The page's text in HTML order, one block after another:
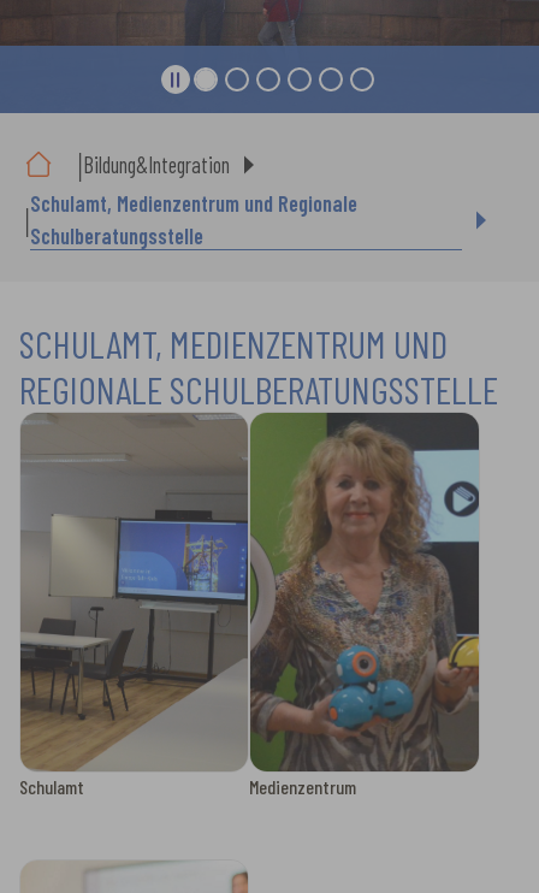
Bildung&Integration
Schulamt, Medienzentrum und Regionale
Schulberatungsstelle
SCHULAMT, MEDIENZENTRUM UND
REGIONALE SCHULBERATUNGSSTELLE
Schulamt Medienzentrum